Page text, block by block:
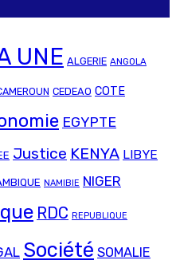
UNE ALGERIE ANGOLA
CEDEAO COTE
EGYPTE
Justice KENYA LIBYE
NAMIBIE NIGER
RDC REPUBLIQUE
Société SOMALIE